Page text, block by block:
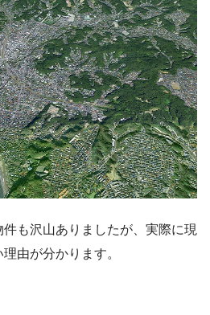
も沢山ありましたが、実際に現
由が分かります。